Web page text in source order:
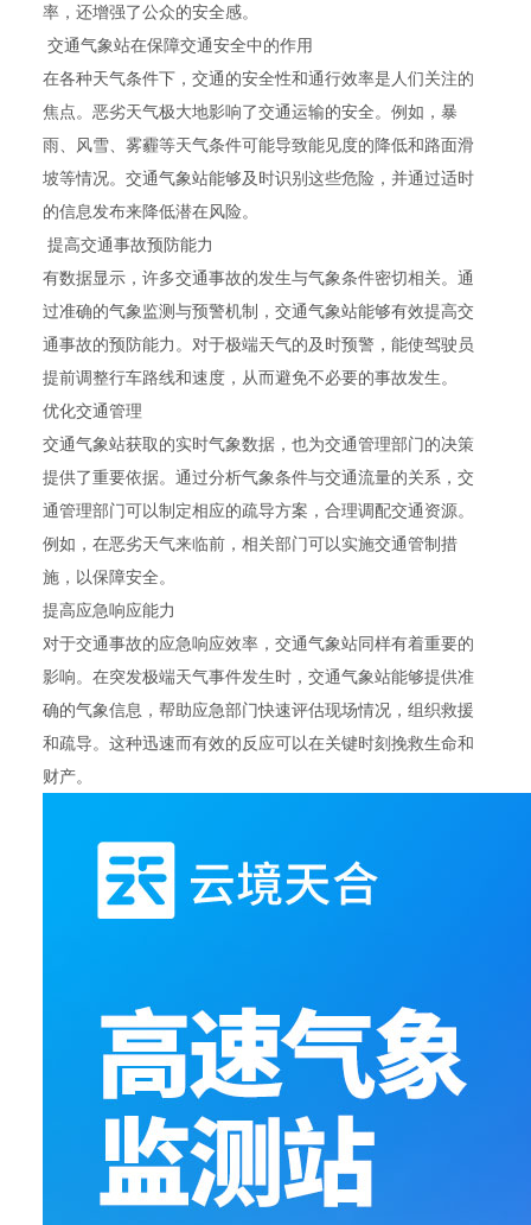
率，还增强了公众的安全感。
交通气象站在保障交通安全中的作用
在各种天气条件下，交通的安全性和通行效率是人们关注的
焦点。恶劣天气极大地影响了交通运输的安全。例如，暴
雨、风雪、雾霾等天气条件可能导致能见度的降低和路面滑
坡等情况。交通气象站能够及时识别这些危险，并通过适时
的信息发布来降低潜在风险。
提高交通事故预防能力
有数据显示，许多交通事故的发生与气象条件密切相关。通
过准确的气象监测与预警机制，交通气象站能够有效提高交
通事故的预防能力。对于极端天气的及时预警，能使驾驶员
提前调整行车路线和速度，从而避免不必要的事故发生。
优化交通管理
交通气象站获取的实时气象数据，也为交通管理部门的决策
提供了重要依据。通过分析气象条件与交通流量的关系，交
通管理部门可以制定相应的疏导方案，合理调配交通资源。
例如，在恶劣天气来临前，相关部门可以实施交通管制措
施，以保障安全。
提高应急响应能力
对于交通事故的应急响应效率，交通气象站同样有着重要的
影响。在突发极端天气事件发生时，交通气象站能够提供准
确的气象信息，帮助应急部门快速评估现场情况，组织救援
和疏导。这种迅速而有效的反应可以在关键时刻挽救生命和
财产。